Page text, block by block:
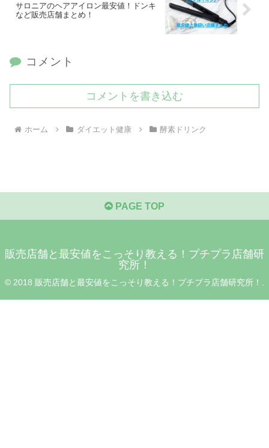
サロニアのヘアアイロン最安値！ドンキ
など販売店舗まとめ！
コメント
コメントを書き込む
ホーム ダイエット健康 酵素ドリンク
PAGE TOP
販売店舗と最安値をこっそり教える！プチプラ店舗研
究所！
© 2018 販売店舗と最安値をこっそり教える！プチプラ店舗研究所！.